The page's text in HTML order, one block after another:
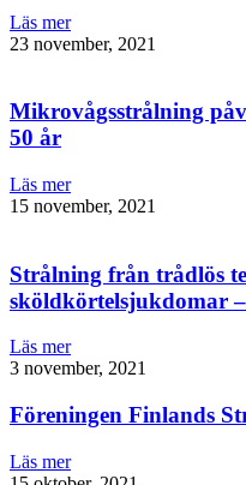
Läs mer
23 november, 2021
Mikrovågsstrålning
50 år
Läs mer
15 november, 2021
Strålning från trådlös
sköldkörtelsjukdomar
Läs mer
3 november, 2021
Föreningen Finlands
Läs mer